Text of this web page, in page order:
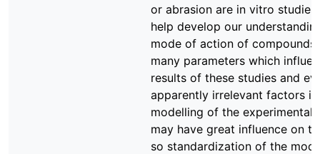
or abrasion are in vitro studies
help develop our
mode of action of
many parameters which
results of these studies and
apparently irrelevant factors in
modelling of the experimental
may have great influence on
so standardization of the